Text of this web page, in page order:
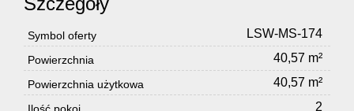
Symbol oferty LSW-MS-174
Powierzchnia 40,57 m²
Powierzchnia użytkowa 40,57 m²
2